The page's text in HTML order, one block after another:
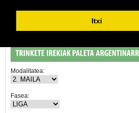
Itxi
Itzuli
Modalitatea:
Fasea: